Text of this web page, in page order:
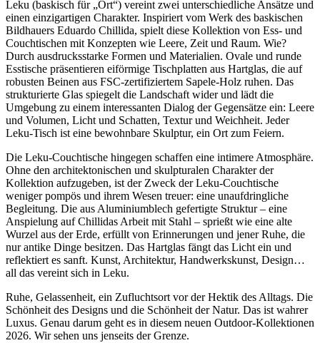
Leku (baskisch für „Ort“) vereint zwei unterschiedliche Ansätze und
einen einzigartigen Charakter. Inspiriert vom Werk des baskischen
Bildhauers Eduardo Chillida, spielt diese Kollektion von Ess- und
Couchtischen mit Konzepten wie Leere, Zeit und Raum. Wie?
Durch ausdrucksstarke Formen und Materialien. Ovale und runde
Esstische präsentieren eiförmige Tischplatten aus Hartglas, die auf
robusten Beinen aus FSC-zertifiziertem Sapele-Holz ruhen. Das
strukturierte Glas spiegelt die Landschaft wider und lädt die
Umgebung zu einem interessanten Dialog der Gegensätze ein: Leere
und Volumen, Licht und Schatten, Textur und Weichheit. Jeder
Leku-Tisch ist eine bewohnbare Skulptur, ein Ort zum Feiern.
Die Leku-Couchtische hingegen schaffen eine intimere Atmosphäre.
Ohne den architektonischen und skulpturalen Charakter der
Kollektion aufzugeben, ist der Zweck der Leku-Couchtische
weniger pompös und ihrem Wesen treuer: eine unaufdringliche
Begleitung. Die aus Aluminiumblech gefertigte Struktur – eine
Anspielung auf Chillidas Arbeit mit Stahl – sprießt wie eine alte
Wurzel aus der Erde, erfüllt von Erinnerungen und jener Ruhe, die
nur antike Dinge besitzen. Das Hartglas fängt das Licht ein und
reflektiert es sanft. Kunst, Architektur, Handwerkskunst, Design…
all das vereint sich in Leku.
Ruhe, Gelassenheit, ein Zufluchtsort vor der Hektik des Alltags. Die
Schönheit des Designs und die Schönheit der Natur. Das ist wahrer
Luxus. Genau darum geht es in diesem neuen Outdoor-Kollektionen
2026. Wir sehen uns jenseits der Grenze.